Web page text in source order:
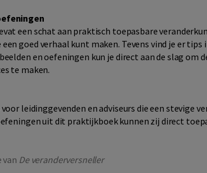
een schat aan praktisch toepasbare
goed verhaal kunt maken. Tevens vind je er
en oefeningen kun je direct aan de slag om
te maken.
leidinggevenden en adviseurs die een stevige
uit dit praktijkboek kunnen zij direct
van De veranderversneller